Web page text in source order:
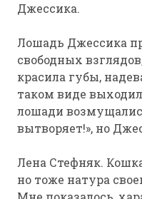
Джессика.
Лошадь Джессика
свободных
красила губы,
таком виде
лошади
вытворяет!», но
Лена Стефняк.
но тоже натура